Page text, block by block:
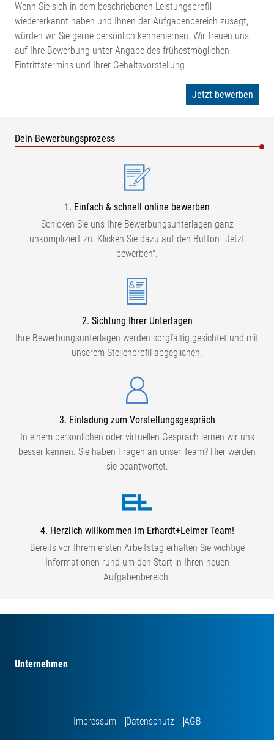
Wenn Sie sich in dem beschriebenen Leistungsprofil
wiedererkannt haben und Ihnen der Aufgabenbereich zusagt,
würden wir Sie gerne persönlich kennenlernen. Wir freuen uns
auf Ihre Bewerbung unter Angabe des frühestmöglichen
Eintrittstermins und Ihrer Gehaltsvorstellung.
Jetzt bewerben
Dein Bewerbungsprozess
1. Einfach & schnell online bewerben
Schicken Sie uns Ihre Bewerbungsunterlagen ganz
unkompliziert zu. Klicken Sie dazu auf den Button "Jetzt
bewerben".
2. Sichtung Ihrer Unterlagen
Ihre Bewerbungsunterlagen werden sorgfältig gesichtet und mit
unserem Stellenprofil abgeglichen.
3. Einladung zum Vorstellungsgespräch
In einem persönlichen oder virtuellen Gespräch lernen wir uns
besser kennen. Sie haben Fragen an unser Team? Hier werden
sie beantwortet.
4. Herzlich willkommen im Erhardt+Leimer Team!
Bereits vor Ihrem ersten Arbeitstag erhalten Sie wichtige
Informationen rund um den Start in Ihren neuen
Aufgabenbereich.
Unternehmen
Impressum Datenschutz AGB